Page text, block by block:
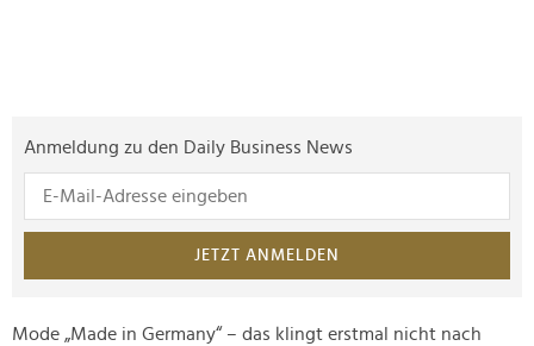
Anmeldung zu den Daily Business News
JETZT ANMELDEN
Mode „Made in Germany“ – das klingt erstmal nicht nach